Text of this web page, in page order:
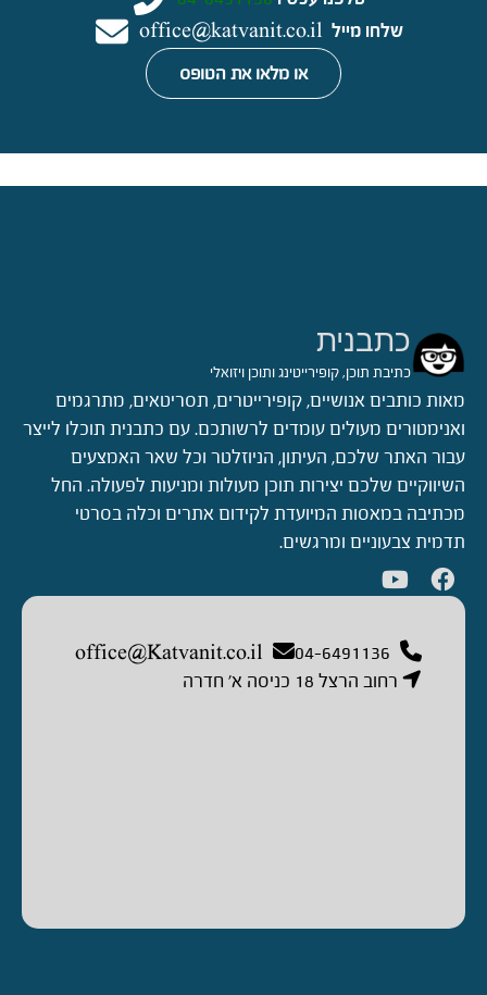
שלחו מייל office@katvanit.co.il
או מלאו את הטופס
כתבנית
כתיבת תוכן, קופירייטינג ותוכן ויזואלי
מאות כותבים אנושיים, קופירייטרים, תסריטאים, מתרגמים
ואנימטורים מעולים עומדים לרשותכם. עם כתבנית תוכלו לייצר
עבור האתר שלכם, העיתון, הניוזלטר וכל שאר האמצעים
השיווקיים שלכם יצירות תוכן מעולות ומניעות לפעולה. החל
מכתיבה במאסות המיועדת לקידום אתרים וכלה בסרטי
תדמית צבעוניים ומרגשים.
04-6491136
office@Katvanit.co.il
רחוב הרצל 18 כניסה א’ חדרה